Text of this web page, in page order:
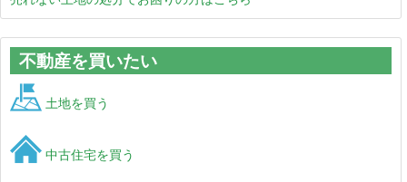
不動産を買いたい
土地を買う
中古住宅を買う